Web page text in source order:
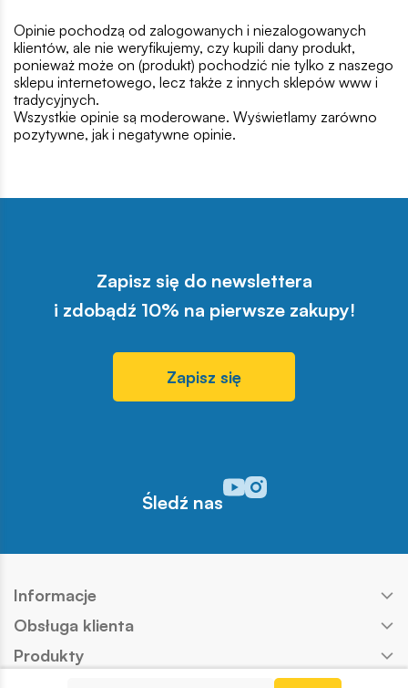
Opinie pochodzą od zalogowanych i niezalogowanych
klientów, ale nie weryfikujemy, czy kupili dany produkt,
ponieważ może on (produkt) pochodzić nie tylko z naszego
sklepu internetowego, lecz także z innych sklepów www i
tradycyjnych.
Wszystkie opinie są moderowane. Wyświetlamy zarówno
pozytywne, jak i negatywne opinie.
Zapisz się do newslettera
i zdobądź 10% na pierwsze zakupy!
Zapisz się
Śledź nas
Odwiedź nasz profil w
Odwiedź nasz profil w
Informacje
Obsługa klienta
Produkty